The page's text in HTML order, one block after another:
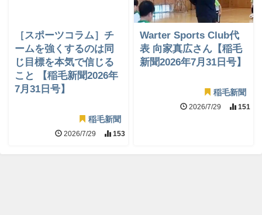
［スポーツコラム］チ
ームを強くするのは同
じ目標を本気で信じる
こと 【稲毛新聞2026年
7月31日号】
稲毛新聞
2026/7/29 153
Warter Sports Club代
表 向家真広さん【稲毛
新聞2026年7月31日号】
稲毛新聞
2026/7/29 151